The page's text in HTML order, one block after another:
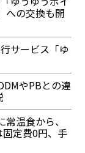
への交換も開
サービス「ゆ
やPBとの違
温食から、
定費0円、手